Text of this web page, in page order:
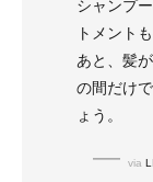
シャンプ
トメント
あと、髪
の間だけ
ょう。
via